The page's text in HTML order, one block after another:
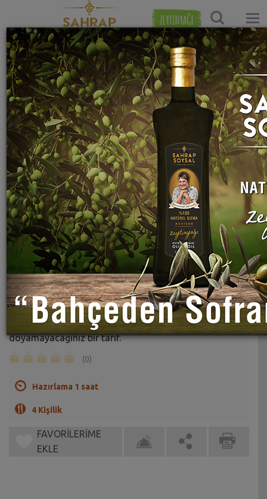
ZEYTİNYAĞI
Ana Sayfa Et Yemekleri Tarifleri
Et Tiridi Tarifi
Sahrap Soysal
Her yörenin kendine has bir sunum tarzı olan tadına
doyamayacağınız bir tarif.
(0)
Hazırlama 1 saat
4 Kişilik
FAVORİLERİME
EKLE